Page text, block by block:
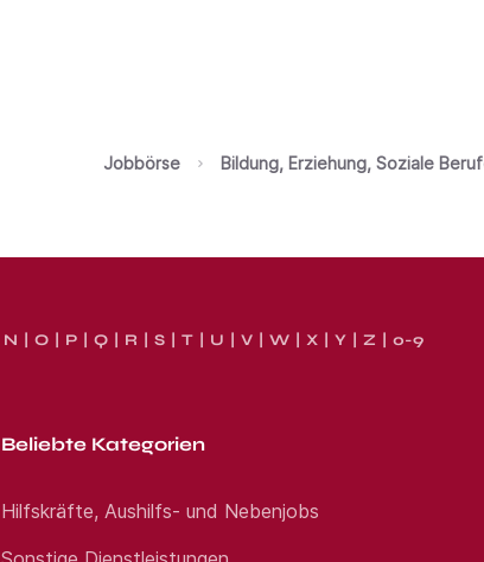
Jobbörse Bildung, Erziehung, Soziale
N O P Q R S T U V W X Y Z 0-9
Beliebte Kategorien
Hilfskräfte, Aushilfs- und Nebenjobs